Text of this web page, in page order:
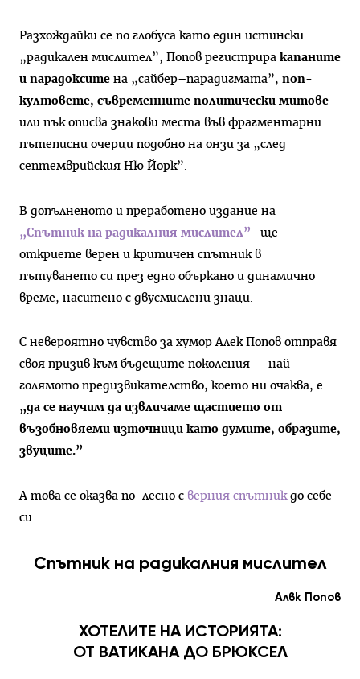
Разхождайки се по глобуса като един истински
„радикален мислител”, Попов регистрира капаните
и парадоксите на „сайбер–парадигмата”, поп-
култовете, съвременните политически митове
или пък описва знакови места във фрагментарни
пътеписни очерци подобно на онзи за „след
септемврийския Ню Йорк”.
В допълненото и преработено издание на
„Спътник на радикалния мислител” ще
откриете верен и критичен спътник в
пътуването си през едно объркано и динамично
време, наситено с двусмислени знаци.
С невероятно чувство за хумор Алек Попов отправя
своя призив към бъдещите поколения – най-
голямото предизвикателство, което ни очаква, е
„да се научим да извличаме щастието от
възобновяеми източници като думите, образите,
звуците.”
А това се оказва по-лесно с верния спътник до себе
си…
Спътник на радикалния мислител
Алвк Попов
ХОТЕЛИТЕ НА ИСТОРИЯТА:
ОТ ВАТИКАНА ДО БРЮКСЕЛ